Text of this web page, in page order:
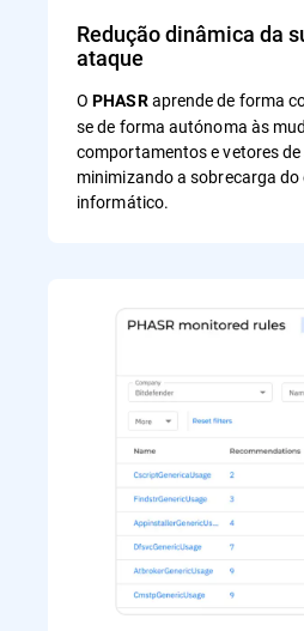
Redução dinâmica da
ataque
OPHASRaprende de forma
se de forma autónoma às
comportamentos e vetores
minimizando a sobrecarga
informático.